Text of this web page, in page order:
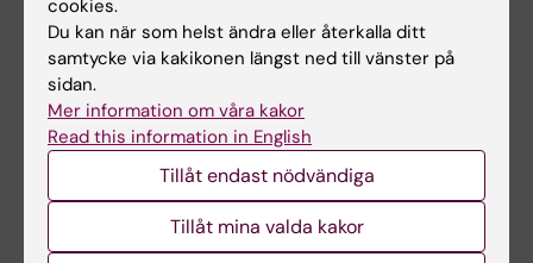
vid sektionen för försäkringsmedicin,
institutionen för klinisk neurovetenskap.
Huvudhandledare har varit professor
Alexanderson.
Se ett pressmeddelande om
avhandlingen
cookies.
Du kan när som helst ändra eller återkalla ditt
samtycke via kakikonen längst ned till vänster på
sidan.
Mer information om våra kakor
Read this information in English
Tillåt endast nödvändiga
Tillåt mina valda kakor